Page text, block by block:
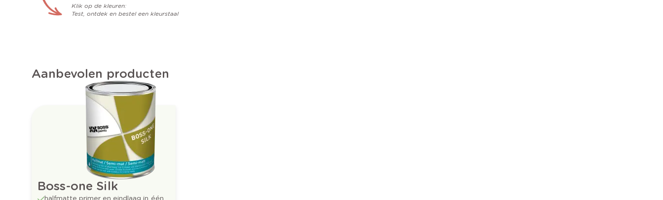
Klik op de kleuren:
Test, ontdek en bestel een kleurstaal
Aanbevolen producten
Boss-one Silk
halfmatte primer en eindlaag in één